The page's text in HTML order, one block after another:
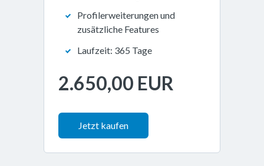
Profilerweiterungen und
zusätzliche Features
Laufzeit: 365 Tage
2.650,00 EUR
Jetzt kaufen